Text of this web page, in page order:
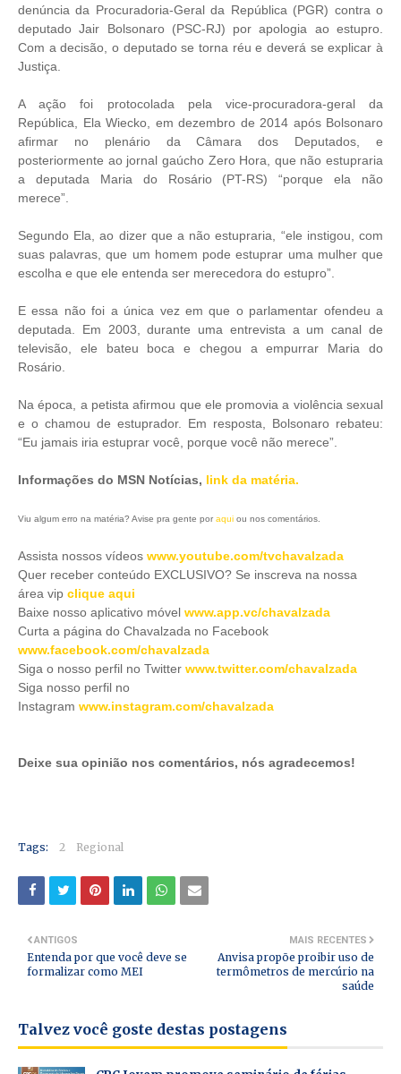
denúncia da Procuradoria-Geral da República (PGR) contra o
deputado Jair Bolsonaro (PSC-RJ) por apologia ao estupro.
Com a decisão, o deputado se torna réu e deverá se explicar à
Justiça.
A ação foi protocolada pela vice-procuradora-geral da
República, Ela Wiecko, em dezembro de 2014 após Bolsonaro
afirmar no plenário da Câmara dos Deputados, e
posteriormente ao jornal gaúcho Zero Hora, que não estupraria
a deputada Maria do Rosário (PT-RS) “porque ela não
merece”.
Segundo Ela, ao dizer que a não estupraria, “ele instigou, com
suas palavras, que um homem pode estuprar uma mulher que
escolha e que ele entenda ser merecedora do estupro”.
E essa não foi a única vez em que o parlamentar ofendeu a
deputada. Em 2003, durante uma entrevista a um canal de
televisão, ele bateu boca e chegou a empurrar Maria do
Rosário.
Na época, a petista afirmou que ele promovia a violência sexual
e o chamou de estuprador. Em resposta, Bolsonaro rebateu:
“Eu jamais iria estuprar você, porque você não merece”.
Informações do MSN Notícias, link da matéria.
Viu algum erro na matéria? Avise pra gente por aqui ou nos comentários.
Assista nossos vídeos www.youtube.com/tvchavalzada
Quer receber conteúdo EXCLUSIVO? Se inscreva na nossa
área vip clique aqui
Baixe nosso aplicativo móvel www.app.vc/chavalzada
Curta a página do Chavalzada no Facebook
www.facebook.com/chavalzada
Siga o nosso perfil no Twitter www.twitter.com/chavalzada
Siga nosso perfil no
Instagram www.instagram.com/chavalzada
Deixe sua opinião nos comentários, nós agradecemos!
Tags: 2 Regional
MAIS RECENTES
Anvisa propõe proibir uso de
termômetros de mercúrio na
saúde
ANTIGOS
Entenda por que você deve se
formalizar como MEI
Talvez você goste destas postagens